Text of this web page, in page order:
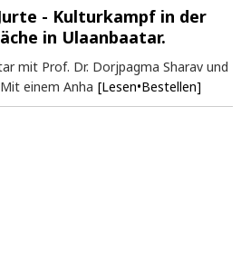
- Kulturkampf in der
in Ulaanbaatar.
mit Prof. Dr. Dorjpagma Sharav und
einem Anha [Lesen•Bestellen]